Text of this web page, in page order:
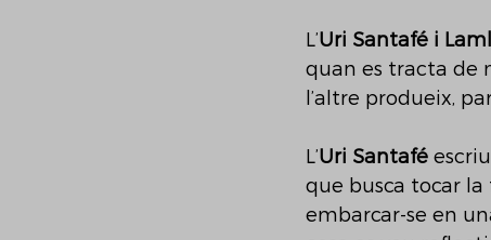
L’Uri Santafé i
quan es tracta de
l’altre produeix,
L’Uri Santafé
que busca tocar la
embarcar-se en